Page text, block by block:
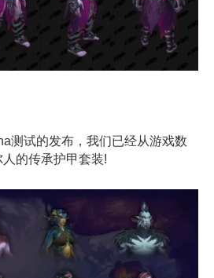
测试的发布，我们已经从游戏数
的传承护甲套装!